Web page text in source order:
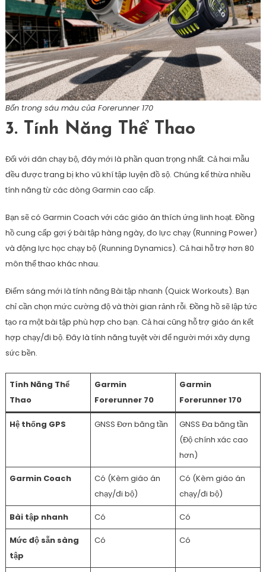
Bốn trong sáu màu của Forerunner 170
3. Tính Năng Thể Thao
Đối với dân chạy bộ, đây mới là phần quan trọng nhất. Cả hai mẫu
đều được trang bị kho vũ khí tập luyện đồ sộ. Chúng kế thừa nhiều
tính năng từ các dòng Garmin cao cấp.
Bạn sẽ có Garmin Coach với các giáo án thích ứng linh hoạt. Đồng
hồ cung cấp gợi ý bài tập hàng ngày, đo lực chạy (Running Power)
và động lực học chạy bộ (Running Dynamics). Cả hai hỗ trợ hơn 80
môn thể thao khác nhau.
Điểm sáng mới là tính năng Bài tập nhanh (Quick Workouts). Bạn
chỉ cần chọn mức cường độ và thời gian rảnh rỗi. Đồng hồ sẽ lập tức
tạo ra một bài tập phù hợp cho bạn. Cả hai cũng hỗ trợ giáo án kết
hợp chạy/đi bộ. Đây là tính năng tuyệt vời để người mới xây dựng
sức bền.
Tính Năng Thể
Thao
Garmin
Forerunner 70
Garmin
Forerunner 170
Hệ thống GPS GNSS Đơn băng tần
GNSS Đa băng tần
(Độ chính xác cao
hơn)
Garmin Coach
Có (Kèm giáo án
chạy/đi bộ)
Có (Kèm giáo án
chạy/đi bộ)
Bài tập nhanh Có Có
Mức độ sẵn sàng
tập
Có Có